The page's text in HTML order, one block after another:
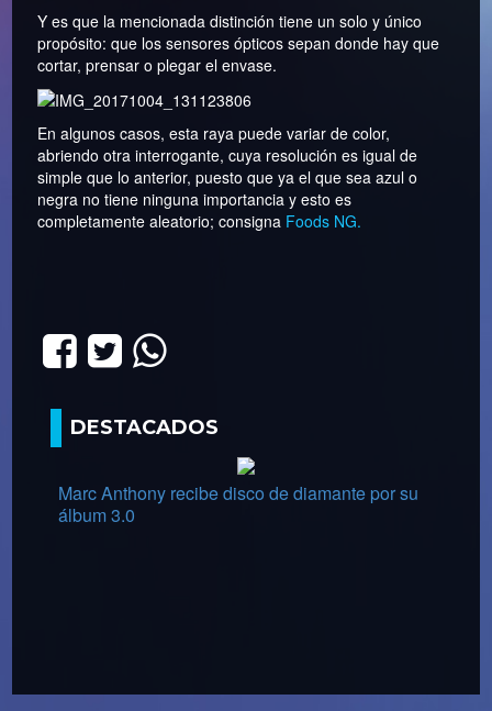
Y es que la mencionada distinción tiene un solo y único
propósito: que los sensores ópticos sepan donde hay que
cortar, prensar o plegar el envase.
En algunos casos, esta raya puede variar de color,
abriendo otra interrogante, cuya resolución es igual de
simple que lo anterior, puesto que ya el que sea azul o
negra no tiene ninguna importancia y esto es
completamente aleatorio; consigna Foods NG.
DESTACADOS
Marc Anthony recibe disco de diamante por su
álbum 3.0